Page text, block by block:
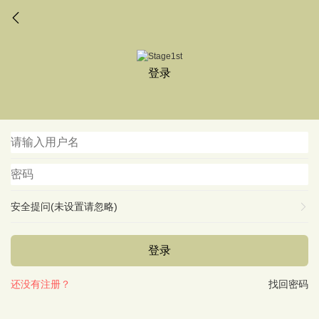
登录
安全提问(未设置请忽略)
登录
找回密码
还没有注册？